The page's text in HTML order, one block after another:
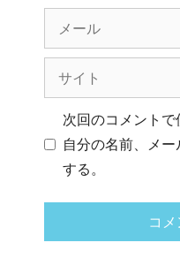
次回のコメント
自分の名前、メ
する。